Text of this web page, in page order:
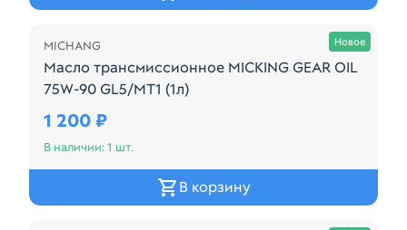
Новое
Осталась 1 шт.
MICHANG
Масло трансмиссионное MICKING GEAR OIL
75W-90 GL5/MT1 (1л)
Масло трансмиссионное Micking Gear Oil 75W-90
1 200 ₽
В наличии: 1 шт.
В корзину
Осталась 1 шт.